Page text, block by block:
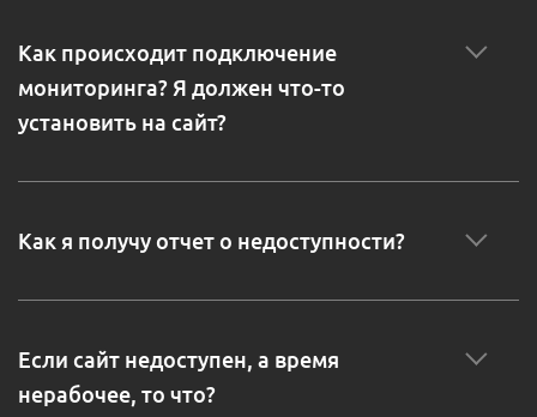
Как происходит подключение
мониторинга? Я должен что-то
установить на сайт?
Как я получу отчет о недоступности?
Если сайт недоступен, а время
нерабочее, то что?